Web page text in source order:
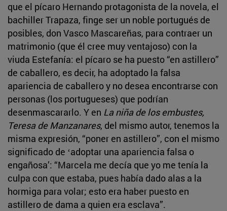
que el pícaro Hernando protagonista de la novela, el
bachiller Trapaza, finge ser un noble portugués de
posibles, don Vasco Mascareñas, para contraer un
matrimonio (que él cree muy ventajoso) con la
viuda Estefanía: el pícaro se ha puesto “en astillero”
de caballero, es decir, ha adoptado la falsa
apariencia de caballero y no desea encontrarse con
personas (los portugueses) que podrían
desenmascararlo. Y en La niña de los embustes,
Teresa de Manzanares, del mismo autor, tenemos la
misma expresión, “poner en astillero”, con el mismo
significado de ʻadoptar una apariencia falsa o
engañosaʼ: “Marcela me decía que yo me tenía la
culpa con que estaba, pues había dado alas a la
hormiga para volar; esto era haber puesto en
astillero de dama a quien era esclava”.